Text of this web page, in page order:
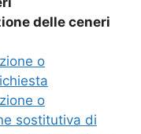
delle ceneri
o
o
sostitutiva di